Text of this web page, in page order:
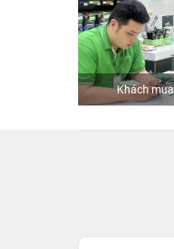
mua hàng tại 24hStore